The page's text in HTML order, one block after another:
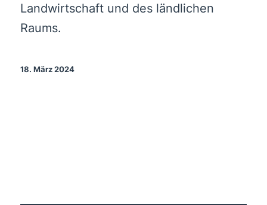
Landwirtschaft und des ländlichen
Raums.
18. März 2024